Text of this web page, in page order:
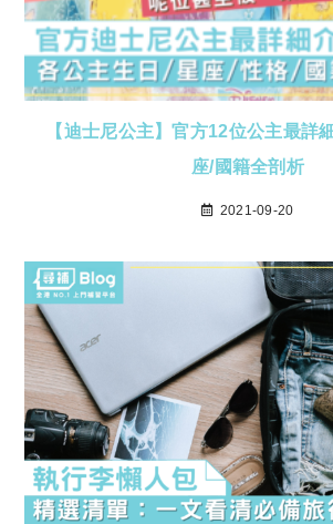
【迪士尼公主】官方12位公主最詳
座/國籍全剖析
2021-09-20